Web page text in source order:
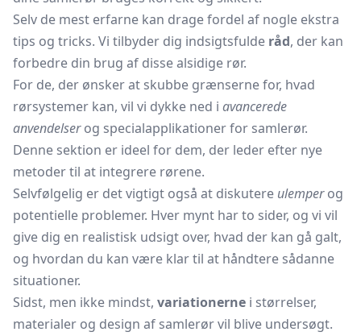
Selv de mest erfarne kan drage fordel af nogle ekstra
tips og tricks. Vi tilbyder dig indsigtsfulde råd, der kan
forbedre din brug af disse alsidige rør.
For de, der ønsker at skubbe grænserne for, hvad
rørsystemer kan, vil vi dykke ned i avancerede
anvendelserog specialapplikationer for samlerør.
Denne sektion er ideel for dem, der leder efter nye
metoder til at integrere rørene.
Selvfølgelig er det vigtigt også at diskutere ulemperog
potentielle problemer. Hver mynt har to sider, og vi vil
give dig en realistisk udsigt over, hvad der kan gå galt,
og hvordan du kan være klar til at håndtere sådanne
situationer.
Sidst, men ikke mindst, variationerne i størrelser,
materialer og design af samlerør vil blive undersøgt.